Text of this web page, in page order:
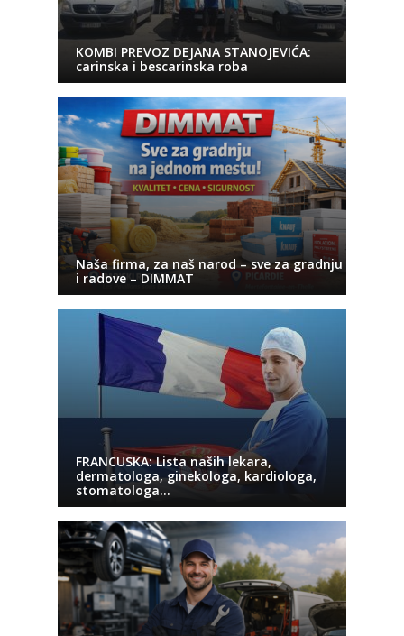
KOMBI PREVOZ DEJANA STANOJEVIĆA:
carinska i bescarinska roba
Naša firma, za naš narod – sve za gradnju
i radove – DIMMAT
FRANCUSKA: Lista naših lekara,
dermatologa, ginekologa, kardiologa,
stomatologa…